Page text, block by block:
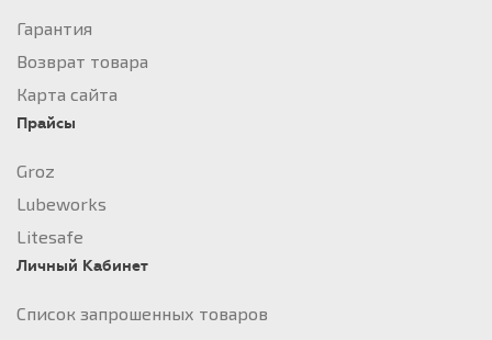
Гарантия
Возврат товара
Карта сайта
Прайсы
Groz
Lubeworks
Litesafe
Личный Кабинет
Список запрошенных товаров